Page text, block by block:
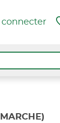
connecter